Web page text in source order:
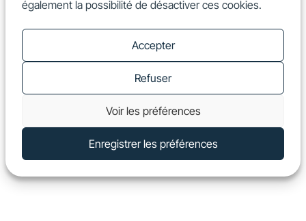
également la possibilité de désactiver ces cookies.
Accepter
Refuser
Voir les préférences
Enregistrer les préférences